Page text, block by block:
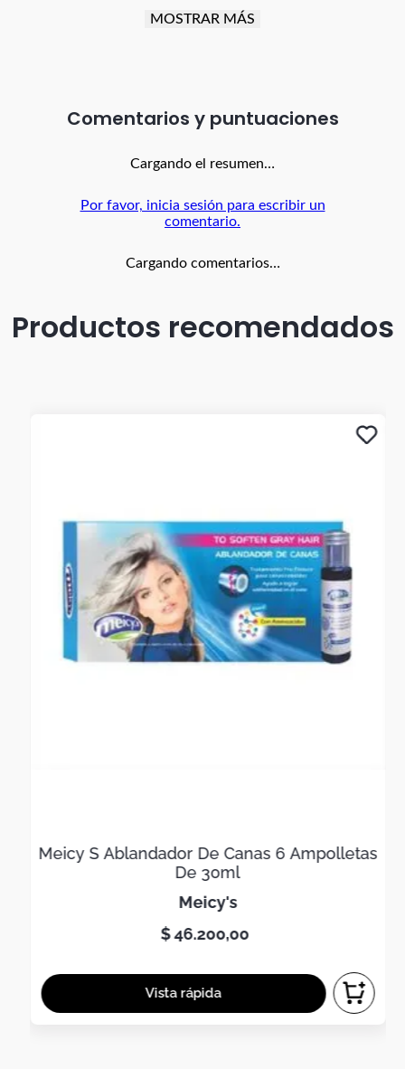
sensación acogedora al instante.
MOSTRAR MÁS
Comentarios
Cargando el resumen…
Por favor, inicia sesión para escribir un
comentario.
Cargando comentarios…
Productos recomendados
Meicy S Ablandador De Canas 6 Ampolletas
De 30ml
meicy's
$46.200,00